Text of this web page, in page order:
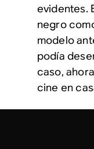
evidentes.
negro
modelo
podía
caso,
cine en